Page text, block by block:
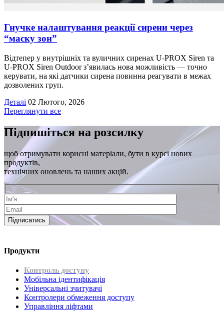
Гнучке налаштування реакції сирени через
“маску зон”
Відтепер у внутрішніх та вуличних сиренах U-PROX Siren та
U-PROX Siren Outdoor з’явилась нова можливість — точно
керувати, на які датчики сирена повинна реагувати в межах
дозволених груп.
Деталі 02 Лютого, 2026
Переглянути все
Підпишіться на розсилку
щоб отримувати корисні матеріали, бути в курсі нових
продуктів,
технічних оновлень та наших акцій.
Підписатись
Продукти
Контроль доступу
Мобільна ідентифікація
Універсальні зчитувачі
Контролери обмеження доступу
Управління ліфтами